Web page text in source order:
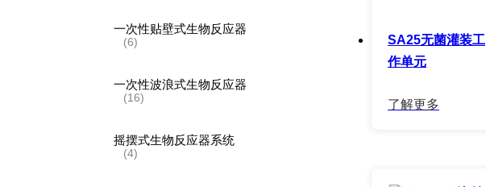
一次性贴壁式生物反应器
(6)
一次性波浪式生物反应器
(16)
摇摆式生物反应器系统
(4)
SA25无菌灌装工
作单元